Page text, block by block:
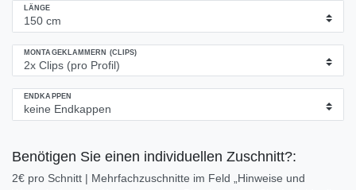
LÄNGE
MONTAGEKLAMMERN (CLIPS)
ENDKAPPEN
Benötigen Sie einen individuellen Zuschnitt?:
2€ pro Schnitt | Mehrfachzuschnitte im Feld „Hinweise und